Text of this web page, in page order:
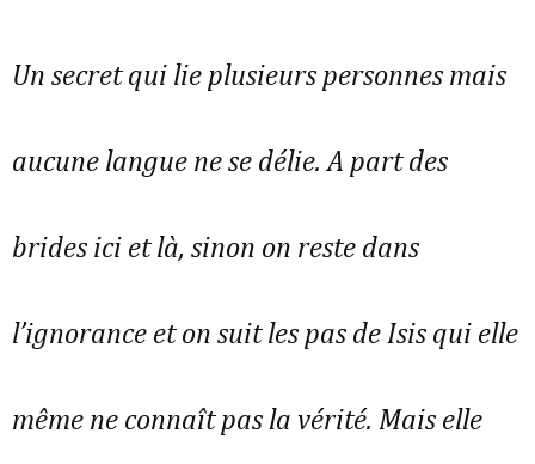
Un secret qui lie plusieurs personnes mais
aucune langue ne se délie. A part des
brides ici et là, sinon on reste dans
l’ignorance et on suit les pas de Isis qui elle
même ne connaît pas la vérité. Mais elle